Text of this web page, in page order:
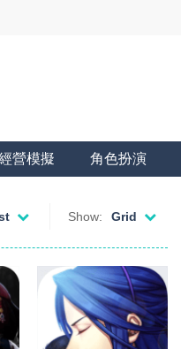
營模擬 角色扮演
Show: Grid